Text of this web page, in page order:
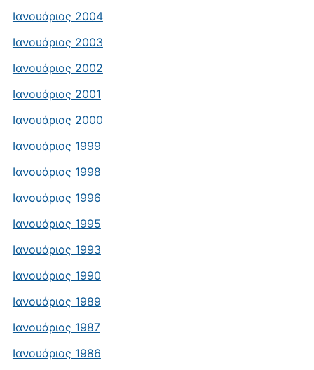
Ιανουάριος 2004
Ιανουάριος 2003
Ιανουάριος 2002
Ιανουάριος 2001
Ιανουάριος 2000
Ιανουάριος 1999
Ιανουάριος 1998
Ιανουάριος 1996
Ιανουάριος 1995
Ιανουάριος 1993
Ιανουάριος 1990
Ιανουάριος 1989
Ιανουάριος 1987
Ιανουάριος 1986